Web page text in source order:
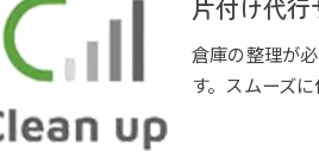
片付け代行
倉庫の整理が
す。スムーズ